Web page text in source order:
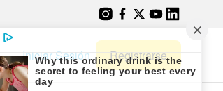
Iniciar Sesión Registrarse